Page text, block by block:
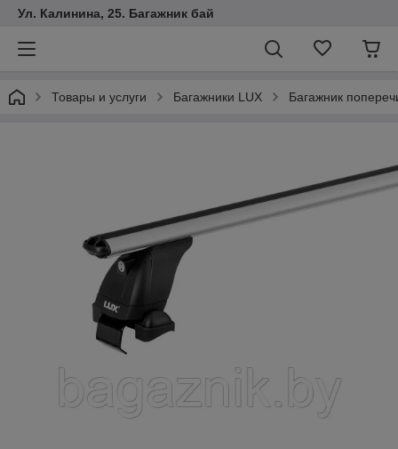
Ул. Калинина, 25. Багажник бай
Товары и услуги Багажники LUX Багажник